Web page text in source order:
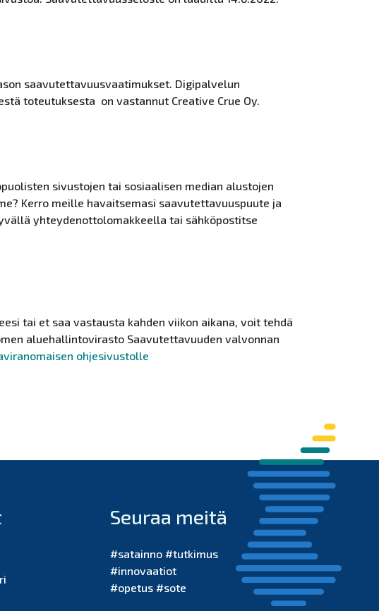
saavutettavuusvaatimukset. Digipalvelun
toteutuksesta on vastannut Creative Crue Oy.
sivustojen tai sosiaalisen median alustojen
Kerro meille havaitsemasi saavutettavuuspuute ja
yhteydenottolomakkeella tai sähköpostitse
tai et saa vastausta kahden viikon aikana, voit tehdä
aluehallintovirasto Saavutettavuuden valvonnan
ohjesivustolle
Seuraa meitä
#satainno #tutkimus
#innovaatiot
#opetus #sote